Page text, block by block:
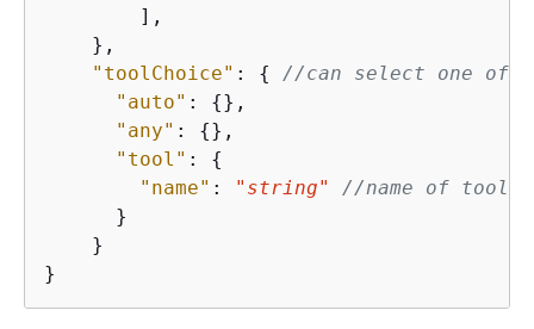
        ],
    },
"toolChoice" : {
//can select one of
"auto" : {},
"any" : {},
"tool" : {
"name" : "string"
//name of tool
      }
    }
}